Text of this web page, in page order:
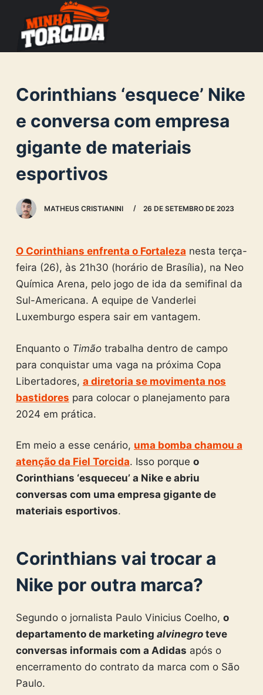
o
o
n
e
Corinthians ‘esquece’ Nike
e conversa com empresa
gigante de materiais
esportivos
MATHEUS CRISTIANINI 26 DE SETEMBRO DE 2023
O Corinthians enfrenta o Fortaleza nesta terça-
feira (26), às 21h30 (horário de Brasília), na Neo
Química Arena, pelo jogo de ida da semifinal da
Sul-Americana. A equipe de Vanderlei
Luxemburgo espera sair em vantagem.
Enquanto o Timãotrabalha dentro de campo
para conquistar uma vaga na próxima Copa
Libertadores, a diretoria se movimenta nos
bastidores para colocar o planejamento para
2024 em prática.
Em meio a esse cenário, uma bomba chamou a
atenção da Fiel Torcida. Isso porque o
Corinthians ‘esqueceu’ a Nike e abriu
conversas com uma empresa gigante de
materiais esportivos.
Corinthians vai trocar a
Nike por outra marca?
Segundo o jornalista Paulo Vinicius Coelho, o
departamento de marketing alvinegroteve
conversas informais com a Adidas após o
encerramento do contrato da marca com o São
Paulo.